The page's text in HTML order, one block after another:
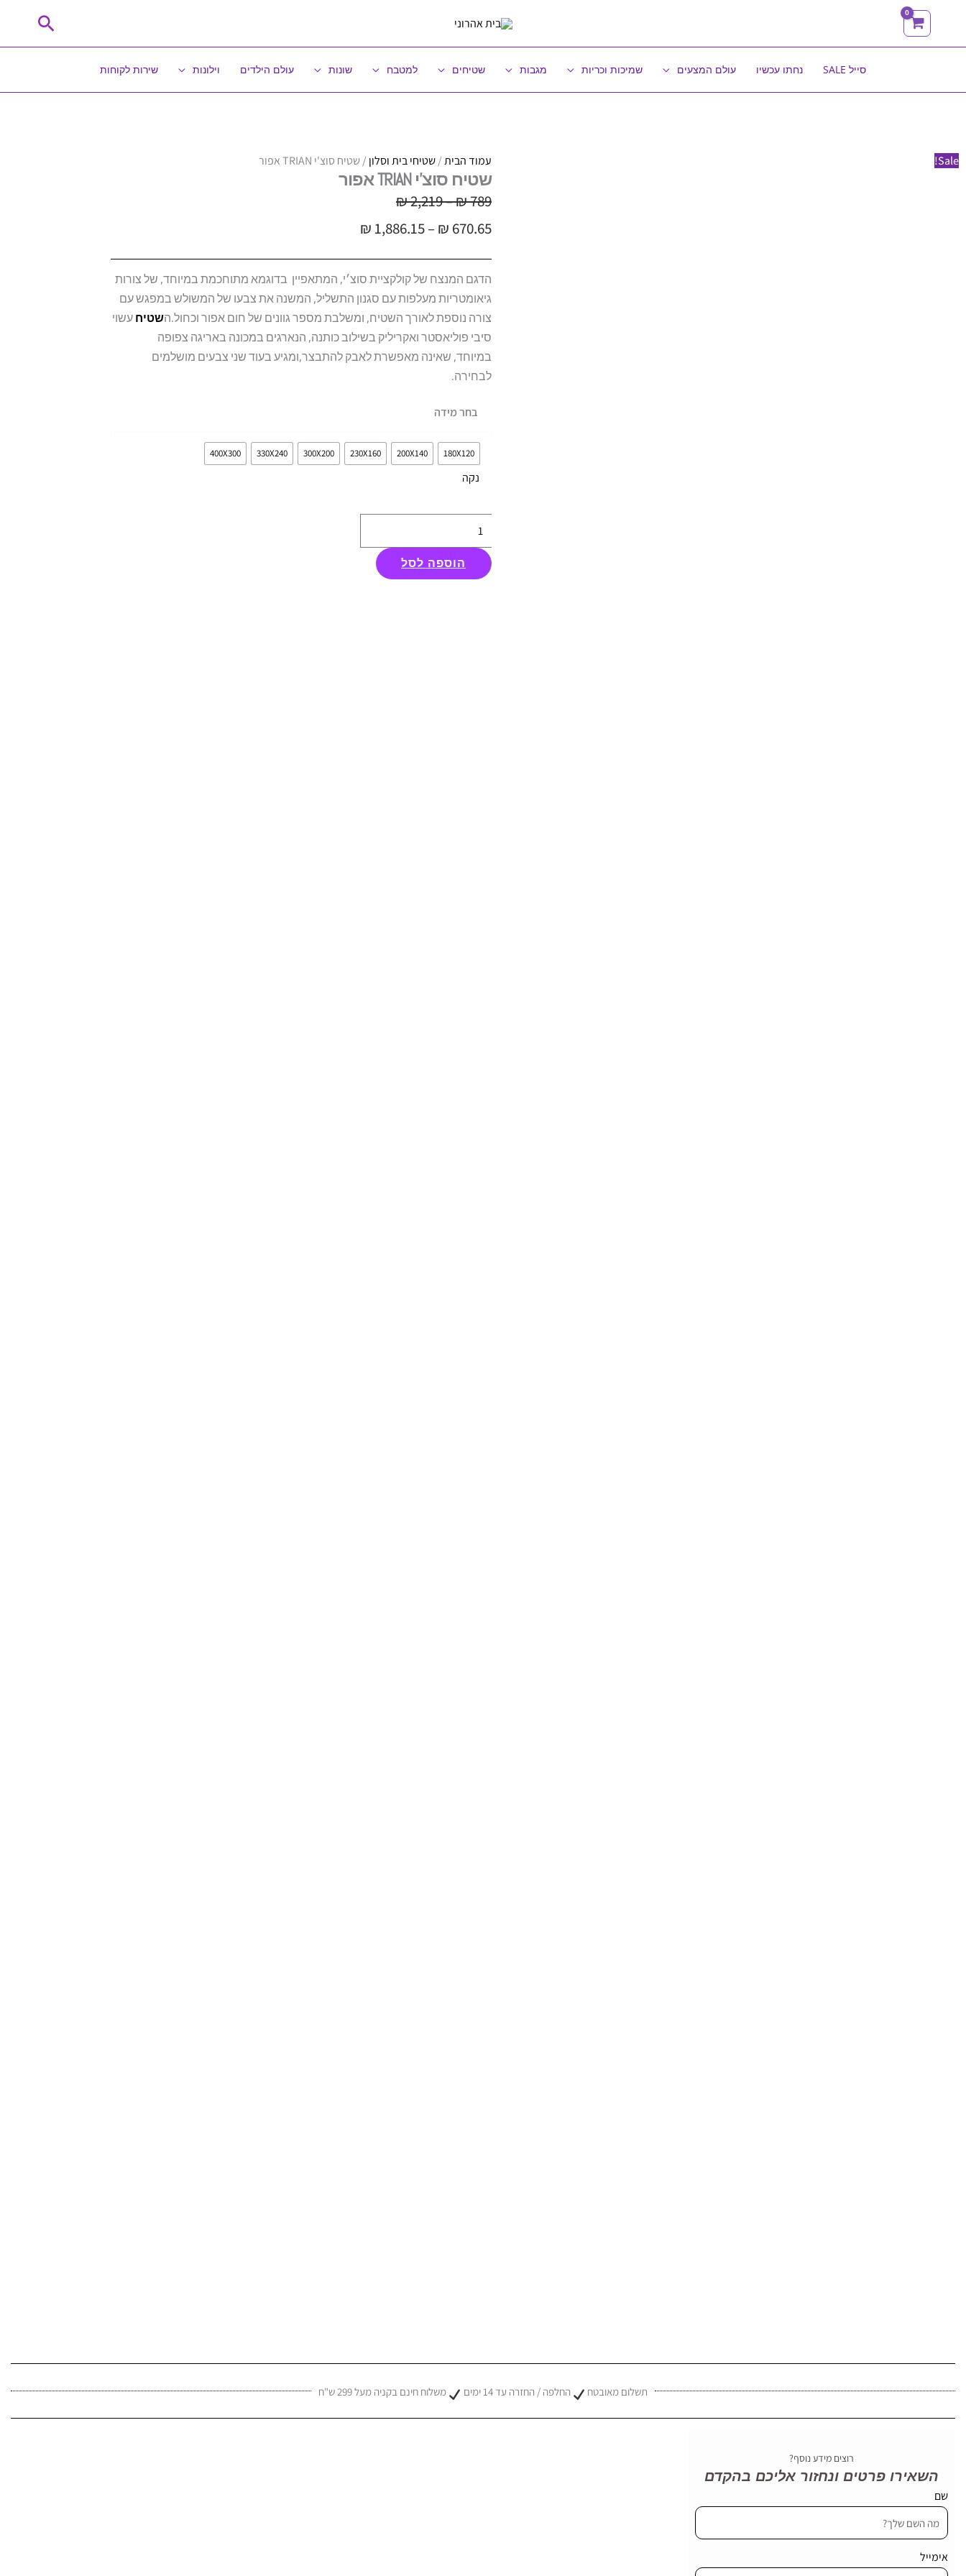
חיפוש
סייל SALE נחתו עכשיו עולם המצעים שמיכות וכריות מגבות שטיחים למטבח שונות עולם הילדים וילונות שירות לקוחות
Sale! עמוד הבית/שטיחי בית וסלון / שטיח סוצ'י TRIAN אפור
שטיח סוצ'י TRIAN אפור
₪789
–
₪2,219 טווח
מחירים:
עד
₪ 670.65
–
₪ 1,886.15
עד
הדגם המנצח של קולקציית סוצ׳י, המתאפיין בדוגמא מתוחכמת במיוחד, של צורות
גיאומטריות מעלפות עם סגנון התשליל, המשנה את צבעו של המשולש במפגש עם
צורה נוספת לאורך השטיח, ומשלבת מספר גוונים של חום אפור וכחול.השטיח עשוי
סיבי פוליאסטר ואקריליק בשילוב כותנה, הנארגים במכונה באריגה צפופה
במיוחד, שאינה מאפשרת לאבק להתבצר,ומגיע בעוד שני צבעים מושלמים
לבחירה.
בחר מידה
180X120
200X140
230X160
300X200
330X240
400X300
נקה
שטיח
סוצ'י
TRIAN
הוספה לסל
תשלום מאובטח החלפה / החזרה עד 14 ימים משלוח חינם בקניה מעל 299 ש"ח
רוצים מידע נוסף?
השאירו פרטים ונחזור אליכם בהקדם
שם
אימייל